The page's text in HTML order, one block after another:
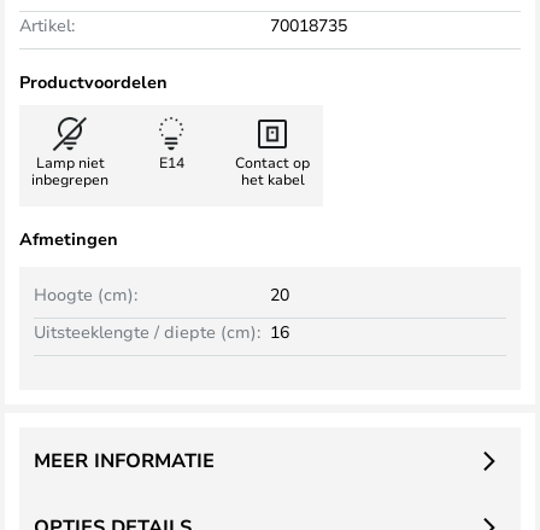
Artikel:
70018735
Productvoordelen
Lamp niet
inbegrepen
E14
Contact op
het kabel
Afmetingen
Hoogte (cm):
20
Uitsteeklengte / diepte (cm): 16
MEER INFORMATIE